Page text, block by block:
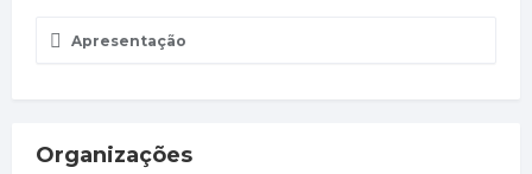
Apresentação
Organizações